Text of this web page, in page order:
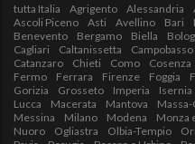
tutta Italia Agrigento Alessandria
Ascoli Piceno
Asti Avellino Bari
Benevento
Bergamo Biella
Cagliari
Caltanissetta Campobasso
Catanzaro
Chieti Como Cosenza
Fermo
Ferrara Firenze Foggia
Gorizia
Grosseto Imperia Isernia
Lucca
Macerata Mantova
Messina
Milano Modena Monza
Nuoro
Ogliastra Olbia-Tempio